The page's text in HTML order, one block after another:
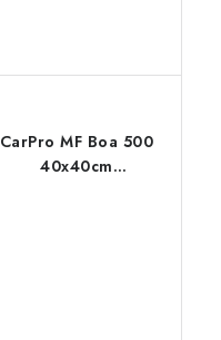
CarPro MF Boa 500
40x40cm